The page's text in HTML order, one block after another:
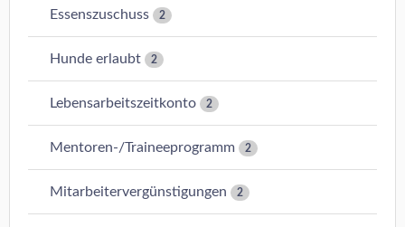
Essenszuschuss 2
Hunde erlaubt 2
Lebensarbeitszeitkonto 2
Mentoren-/Traineeprogramm 2
Mitarbeitervergünstigungen 2